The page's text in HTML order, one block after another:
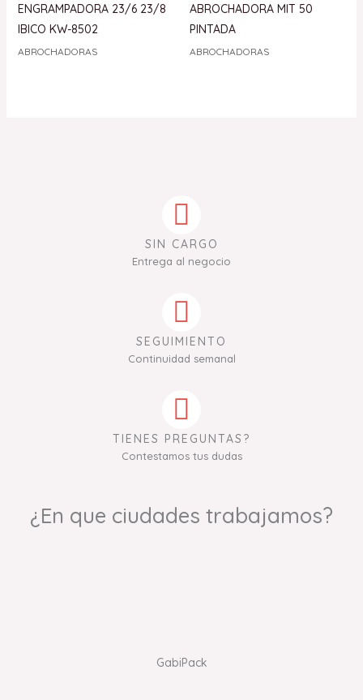
ENGRAMPADORA 23/6 23/8
IBICO KW-8502
ABROCHADORAS
ABROCHADORA MIT 50
PINTADA
ABROCHADORAS
SIN CARGO
Entrega al negocio
SEGUIMIENTO
Continuidad semanal
TIENES PREGUNTAS?
Contestamos tus dudas
¿En que ciudades trabajamos?
GabiPack